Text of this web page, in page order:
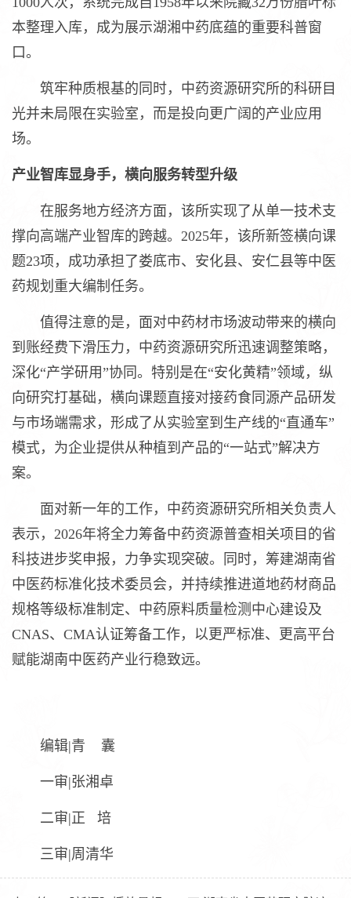
本整理入库，成为展示湖湘中药底蕴的重要科普窗
口。
筑牢种质根基的同时，中药资源研究所的科研目
光并未局限在实验室，而是投向更广阔的产业应用
场。
产业智库显身手，横向服务转型升级
在服务地方经济方面，该所实现了从单一技术支
撑向高端产业智库的跨越。2025年，该所新签横向课
题23项，成功承担了娄底市、安化县、安仁县等中医
药规划重大编制任务。
值得注意的是，面对中药材市场波动带来的横向
到账经费下滑压力，中药资源研究所迅速调整策略，
深化“产学研用”协同。特别是在“安化黄精”领域，纵
向研究打基础，横向课题直接对接药食同源产品研发
与市场端需求，形成了从实验室到生产线的“直通车”
模式，为企业提供从种植到产品的“一站式”解决方
案。
面对新一年的工作，中药资源研究所相关负责人
表示，2026年将全力筹备中药资源普查相关项目的省
科技进步奖申报，力争实现突破。同时，筹建湖南省
中医药标准化技术委员会，并持续推进道地药材商品
规格等级标准制定、中药原料质量检测中心建设及
CNAS、CMA认证筹备工作，以更严标准、更高平台
赋能湖南中医药产业行稳致远。
编辑|青 囊
一审|张湘卓
二审|正 培
三审|周清华